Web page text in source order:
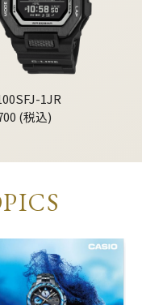
1JR
(税込)